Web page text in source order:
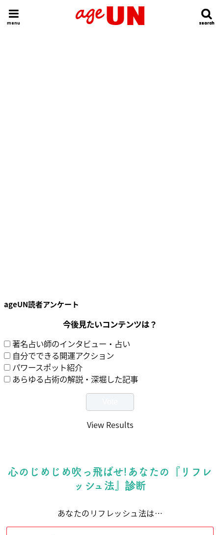
search
search
menu
HOME 今日の運勢ランキング 明日の運勢ランキング 今週の運勢
ageUN読者アンケート
今後見たいコンテンツは？
著名占い師のインタビュー・占い
自分でできる開運アクション
パワースポット紹介
あらゆる占術の解説・深堀した記事
View Results
心のじめじめ吹っ飛ばせ!あなたの『リフレ
ッシュ法』診断
あなたのリフレッシュ法は…